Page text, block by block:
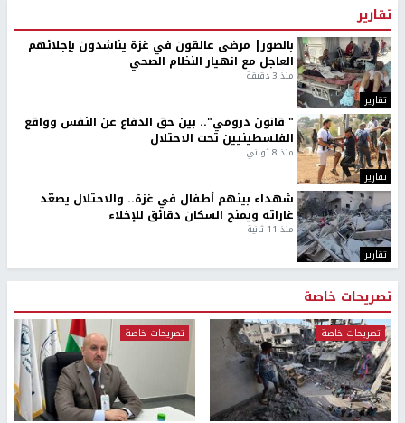
تقارير
تقارير
بالصور| مرضى عالقون في غزة يناشدون بإجلائهم
العاجل مع انهيار النظام الصحي
منذ 3 دقيقة
تقارير
" قانون درومي".. بين حق الدفاع عن النفس وواقع
الفلسطينيين تحت الاحتلال
منذ 8 ثواني
تقارير
شهداء بينهم أطفال في غزة.. والاحتلال يصعّد
غاراته ويمنح السكان دقائق للإخلاء
منذ 11 ثانية
تصريحات خاصة
تصريحات خاصة تصريحات خاصة